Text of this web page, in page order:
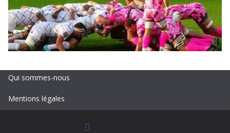
Qui sommes-nous
Mentions légales